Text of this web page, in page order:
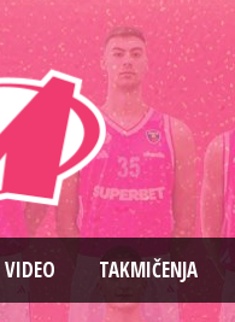
VIDEO TAKMIČENJA